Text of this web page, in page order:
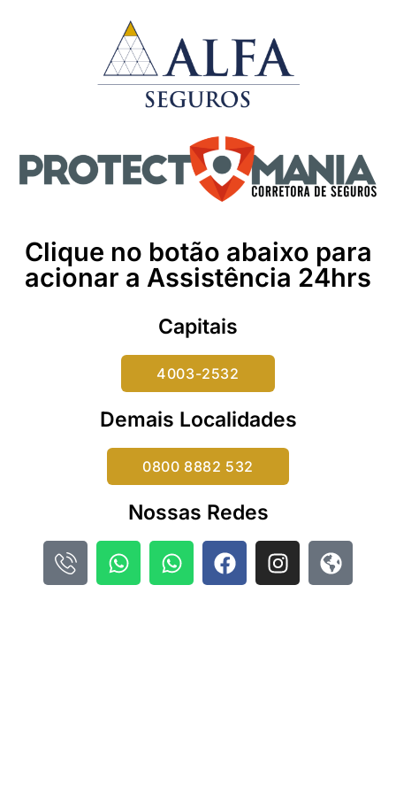
Clique no botão abaixo para
acionar a Assistência 24hrs
Capitais
4003-2532
Demais Localidades
0800 8882 532
Nossas Redes